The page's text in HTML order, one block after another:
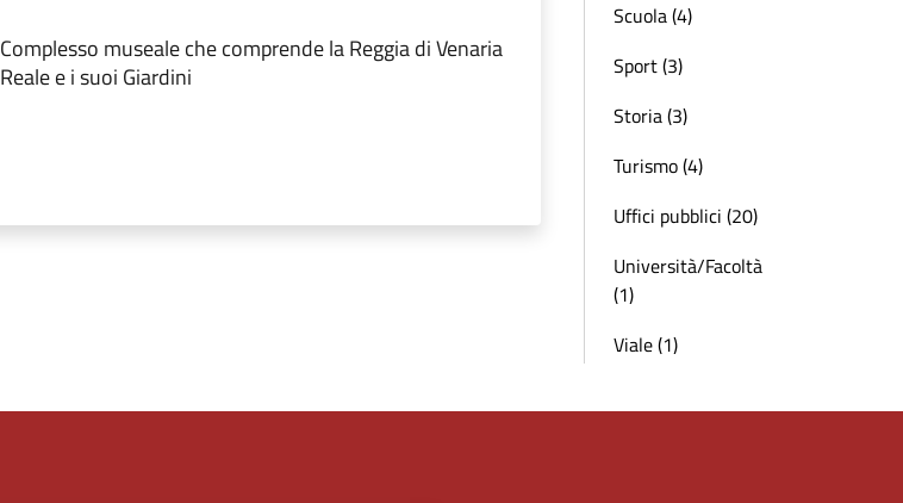
Complesso museale che comprende la Reggia di Venaria
Reale e i suoi Giardini
Scuola (4)
Sport (3)
Storia (3)
Turismo (4)
Uffici pubblici (20)
Università/Facoltà
(1)
Viale (1)